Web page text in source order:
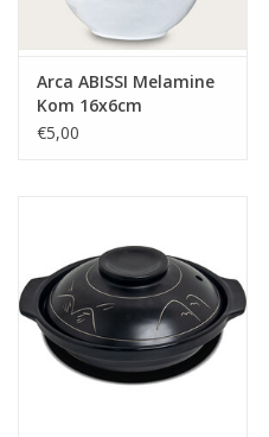
Arca ABISSI Melamine
Kom 16x6cm
€5,00